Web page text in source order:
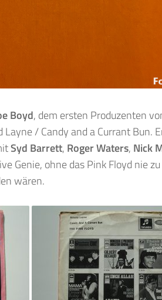
Boyd, dem ersten Produzenten
/ Candy and a Currant Bun.
Syd Barrett, Roger Waters, Nick
Genie, ohne das Pink Floyd nie
wären.